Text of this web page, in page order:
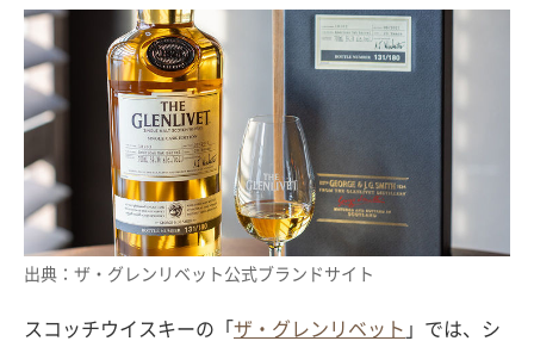
出典：ザ・グレンリベット公式ブランドサイト
スコッチウイスキーの「 ザ・グレンリベット 」では、シ